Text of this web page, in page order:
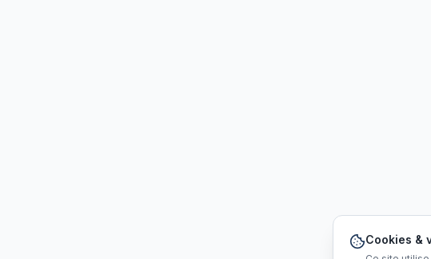
Cookies &